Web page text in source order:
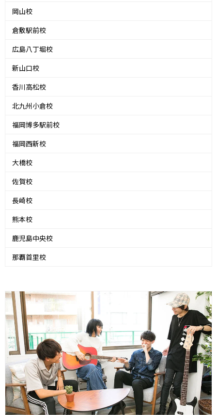
岡山校
倉敷駅前校
広島八丁堀校
新山口校
香川高松校
北九州小倉校
福岡博多駅前校
福岡西新校
大橋校
佐賀校
長崎校
熊本校
鹿児島中央校
那覇首里校